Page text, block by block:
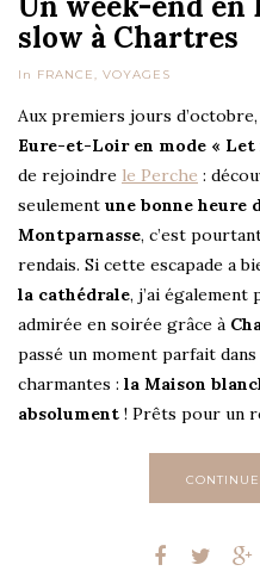
slow à Chartres
In FRANCE, VOYAGES
Aux premiers jours
Eure-et-Loir en mode « Let
de rejoindre le Perche :
seulement une bonne heure
Montparnasse, c’est
rendais. Si cette escapade a
la cathédrale, j’ai également
admirée en soirée grâce à
passé un moment parfait
charmantes : la Maison
absolument ! Prêts pour un